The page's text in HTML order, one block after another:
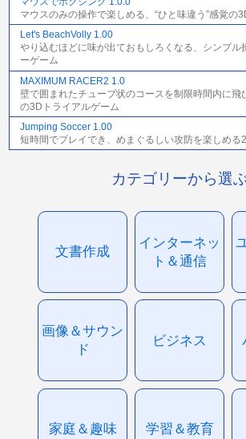
マウスのみの操作で楽しめる、“ひと味違う”感覚の
Let's BeachVolly 1.00
やり込むほどに味が出ておもしろくなる、シンプル
ーゲーム
MAXIMUM RACER2 1.0
壁で囲まれたチューブ状のコースを制限時間内に飛
の3Dトライアルゲーム
Jumping Soccer 1.00
短時間でプレイでき、めまぐるしい攻防を楽しめる
カテゴリーから選
文書作成
インターネッ
ト＆通信
画像＆サウン
ド
ビジネス
家庭＆趣味 学習＆教育